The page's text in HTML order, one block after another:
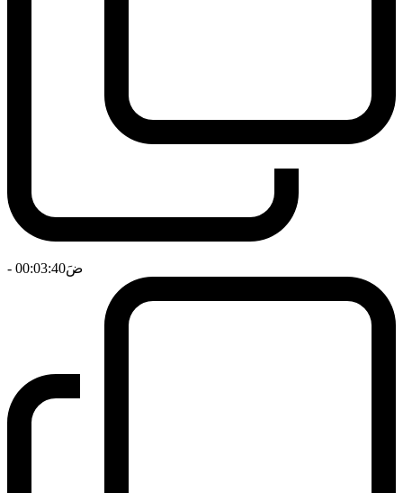
- 00:03:40ضَ